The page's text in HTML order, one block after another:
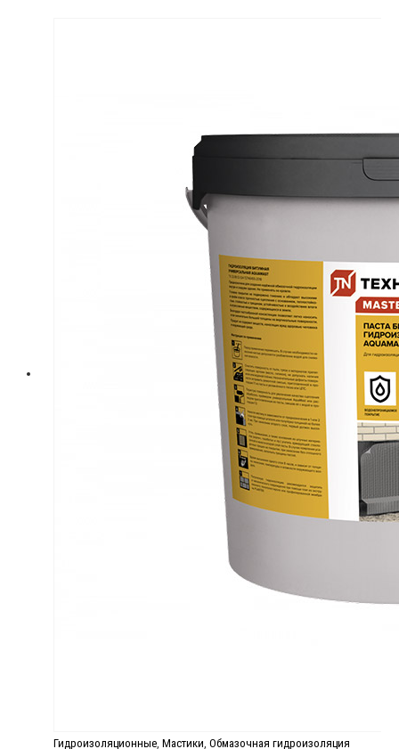
Гидроизоляционные Мастики Обмазочная гидроизоляция